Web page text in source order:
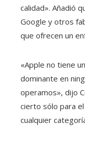
calidad». Añadió
Google y otros
que ofrecen un
«Apple no tiene
dominante en
operamos», dijo
cierto sólo para
cualquier